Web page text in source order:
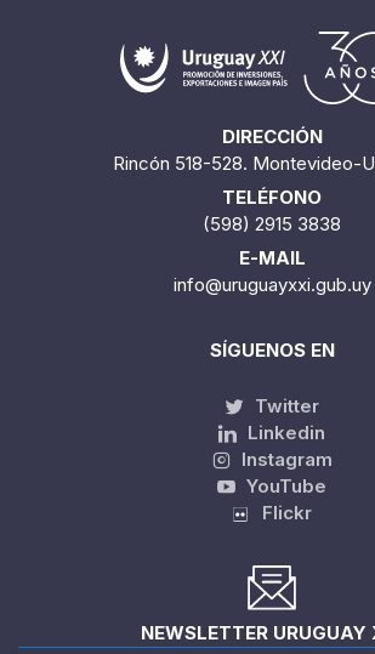
DIRECCIÓN
Rincón 518-528. Montevideo-
TELÉFONO
(598) 2915 3838
E-MAIL
info@uruguayxxi.gub.uy
SÍGUENOS EN
Twitter
Linkedin
Instagram
YouTube
Flickr
NEWSLETTER URUGUAY